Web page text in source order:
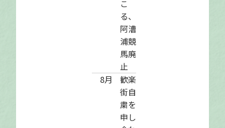
こ
る、
阿漕
浦競
馬廃
止
8月
歓楽
街自
粛を
申し